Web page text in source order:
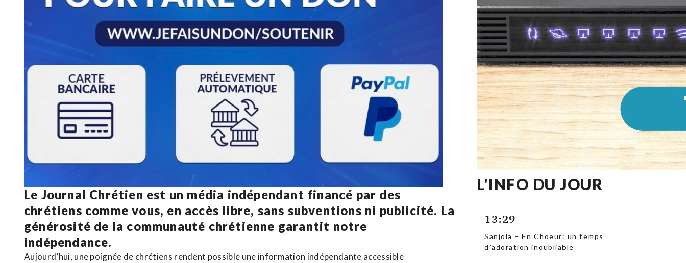
Le Journal Chrétien est un média indépendant financé par des
chrétiens comme vous, en accès libre, sans subventions ni publicité. La
générosité de la communauté chrétienne garantit notre
indépendance.
Aujourd’hui, une poignée de chrétiens rendent possible une information indépendante accessible
L'INFO DU JOUR
13:29
Sanjola – En Choeur: un temps
d’adoration inoubliable